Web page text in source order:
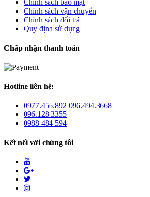
Chính sách bảo mật
Chính sách vận chuyển
Chính sách đổi trả
Quy định sử dụng
Chấp nhận thanh toán
Hotline liên hệ:
0977.456.892 096.494.3668
096.128.3355
0988 484 594
Kết nối với chúng tôi